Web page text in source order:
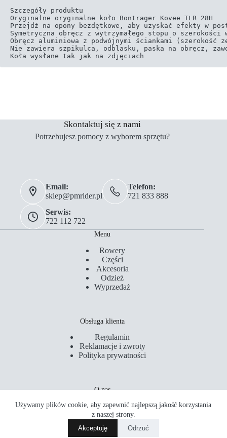
Używamy plików cookie, aby zapewnić najlepszą jakość korzystania
z naszej strony.
Akceptuję
Odrzuć
Szczegóły produktu
Oryginalne oryginalne koło Bontrager Kovee TLR 28H
Przejdź na opony bezdętkowe, aby uzyskać efekty w
Symetryczna obręcz z wytrzymałego stopu o szerokości
Obręcz aluminiowa z podwójnymi ściankami (szerokość
Nie zawiera szpikulca, odblasku, paska na obręcz,
Koła wysłane tak jak na zdjęciach
Skontaktuj się z nami
Potrzebujesz pomocy z wyborem sprzętu?
Email:
sklep@pmrider.pl
Telefon:
721 833 888
Serwis:
722 112 722
Menu
Rowery
Części
Akcesoria
Odzież
Wyprzedaż
Obsługa klienta
Regulamin
Reklamacje i zwroty
Polityka prywatności
O nas
Kontakt
Serwis
Sklepy
Akademia Rowerowa